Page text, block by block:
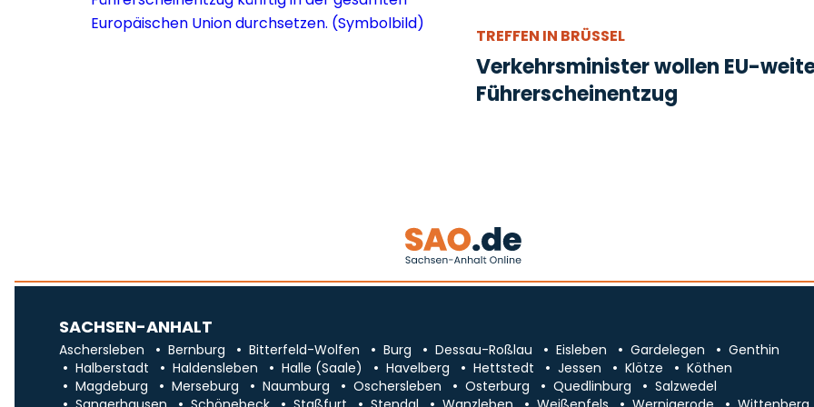
TREFFEN IN BRÜSSEL
Verkehrsminister wollen EU-
Führerscheinentzug
SACHSEN-ANHALT
Aschersleben Bernburg Bitterfeld-Wolfen Burg Dessau-Roßlau Eisleben Gardelegen
Genthin
Halberstadt
Haldensleben Halle (Saale) Havelberg Hettstedt Jessen Klötze
Köthen
Magdeburg
Merseburg Naumburg Oschersleben Osterburg Quedlinburg
Salzwedel